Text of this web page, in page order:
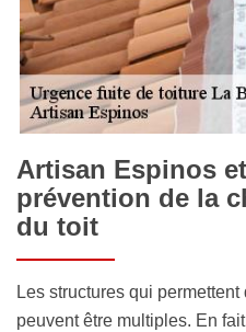
Artisan Espinos
prévention de la
du toit
Les structures qui
peuvent être multiples. En